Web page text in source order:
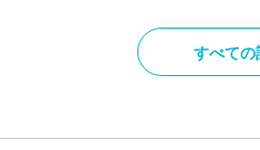
すべて